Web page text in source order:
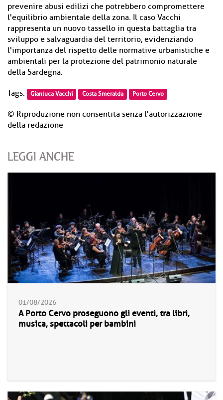
prevenire abusi edilizi che potrebbero compromettere
l'equilibrio ambientale della zona. Il caso Vacchi
rappresenta un nuovo tassello in questa battaglia tra
sviluppo e salvaguardia del territorio, evidenziando
l'importanza del rispetto delle normative urbanistiche e
ambientali per la protezione del patrimonio naturale
della Sardegna.
Tags: Gianluca Vacchi Costa Smeralda Porto Cervo
© Riproduzione non consentita senza l'autorizzazione
della redazione
LEGGI ANCHE
01/08/2026
A Porto Cervo proseguono gli eventi, tra libri,
musica, spettacoli per bambini